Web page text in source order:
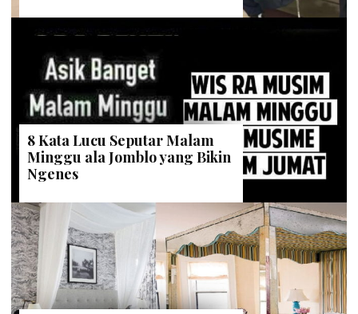
8 Kata Lucu Seputar Malam
Minggu ala Jomblo yang Bikin
Ngenes